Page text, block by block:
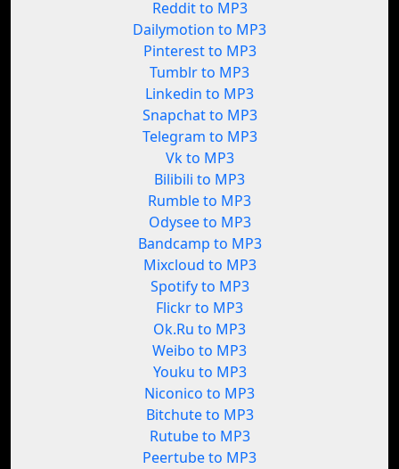
Reddit to MP3
Dailymotion to MP3
Pinterest to MP3
Tumblr to MP3
Linkedin to MP3
Snapchat to MP3
Telegram to MP3
Vk to MP3
Bilibili to MP3
Rumble to MP3
Odysee to MP3
Bandcamp to MP3
Mixcloud to MP3
Spotify to MP3
Flickr to MP3
Ok.Ru to MP3
Weibo to MP3
Youku to MP3
Niconico to MP3
Bitchute to MP3
Rutube to MP3
Peertube to MP3